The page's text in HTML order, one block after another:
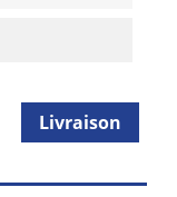
Livraison